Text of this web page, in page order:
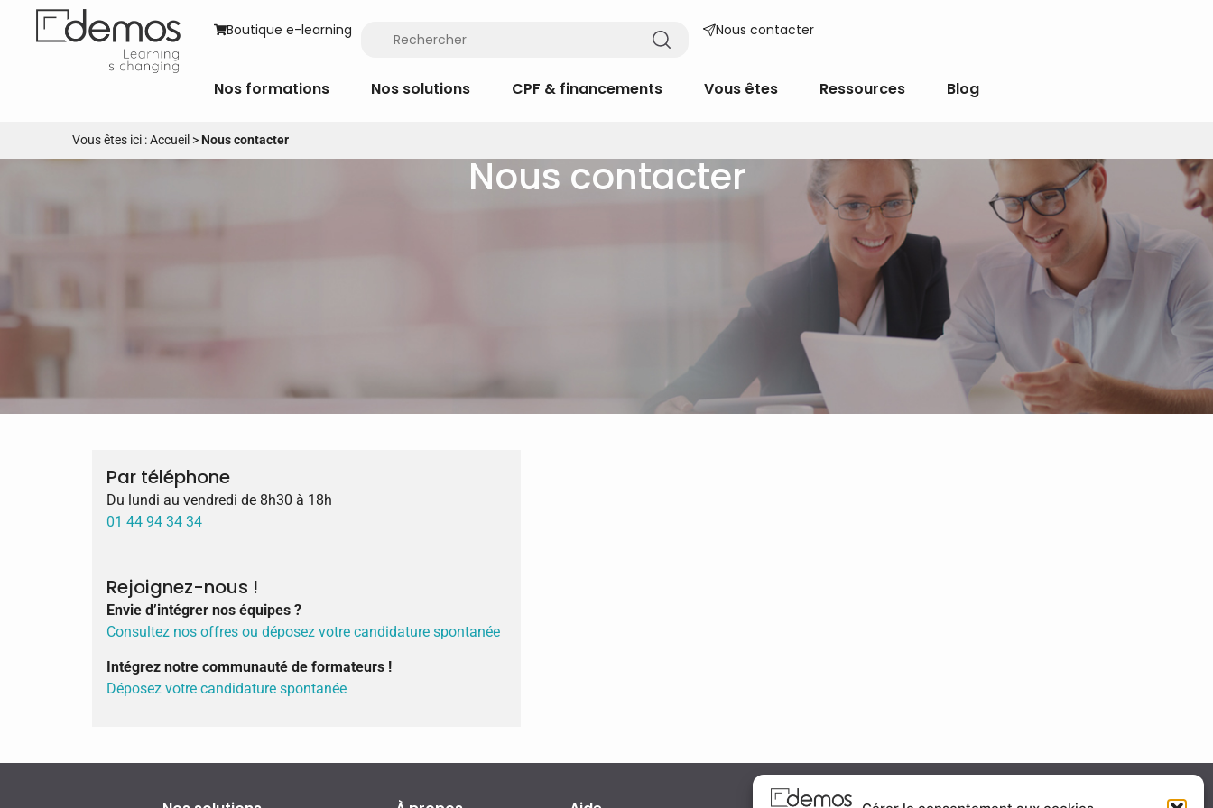
Boutique e-learning Nous contacter
Nos formations Nos solutions CPF & financements Vous êtes Ressources Blog
Vous êtes ici :Accueil >Nous contacter
Nous contacter
Par téléphone
Du lundi au vendredi de 8h30 à 18h
01 44 94 34 34
Rejoignez-nous !
Envie d’intégrer nos équipes ?
Consultez nos offres ou déposez votre candidature spontanée
Intégrez notre communauté de formateurs !
Déposez votre candidature spontanée